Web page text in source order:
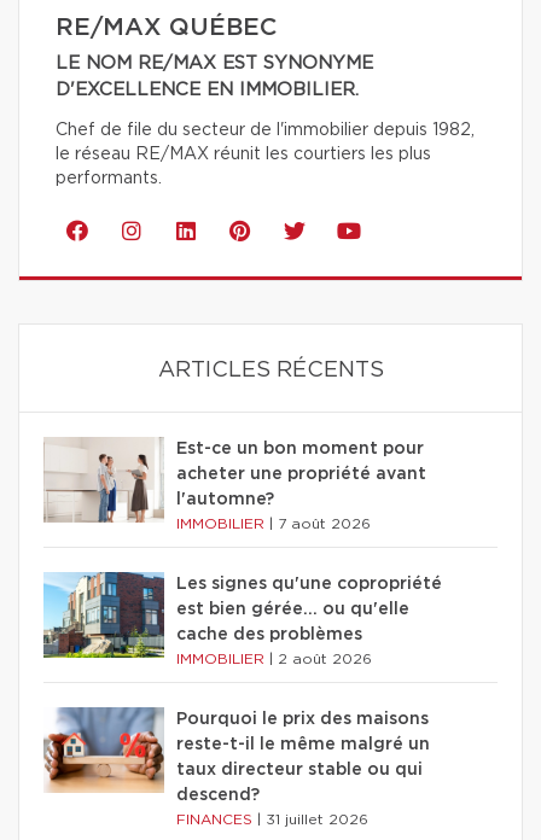
RE/MAX QUÉBEC
LE NOM RE/MAX EST SYNONYME
D'EXCELLENCE EN IMMOBILIER.
Chef de file du secteur de l'immobilier depuis 1982,
le réseau RE/MAX réunit les courtiers les plus
performants.
ARTICLES RÉCENTS
Est-ce un bon moment pour
acheter une propriété avant
l'automne?
IMMOBILIER 7 août 2026
Les signes qu'une copropriété
est bien gérée… ou qu'elle
cache des problèmes
IMMOBILIER 2 août 2026
Pourquoi le prix des maisons
reste-t-il le même malgré un
taux directeur stable ou qui
descend?
FINANCES 31 juillet 2026